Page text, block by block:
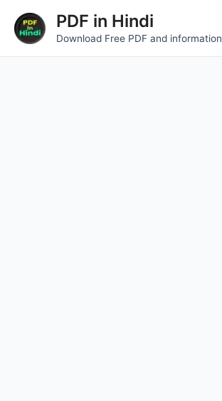
content
PDF in Hindi
Download Free PDF and information